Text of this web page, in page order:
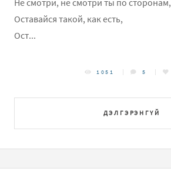
Оставайся такой, как есть,
Ост...
ДЭЛГЭРЭНГҮЙ
1051 5